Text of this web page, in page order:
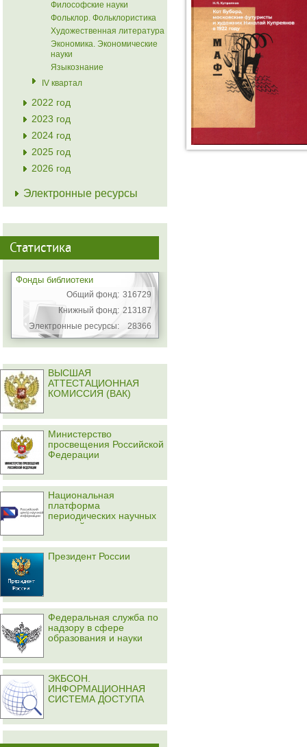
Философские науки
Фольклор. Фольклористика
Художественная литература
Экономика. Экономические
науки
Языкознание
IV квартал
2022 год
2023 год
2024 год
2025 год
2026 год
Электронные ресурсы
Статистика
Фонды библиотеки
Общий фонд: 316729
Книжный фонд: 213187
Электронные ресурсы:
28366
ВЫСШАЯ
АТТЕСТАЦИОННАЯ
КОМИССИЯ (ВАК)
Министерство
просвещения Российской
Федерации
Национальная
платформа
периодических научных
изданий
Президент России
Федеральная служба по
надзору в сфере
образования и науки
ЭКБСОН.
ИНФОРМАЦИОННАЯ
СИСТЕМА ДОСТУПА